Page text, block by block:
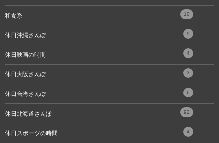
和食系 10
休日沖縄さんぽ 9
休日映画の時間 4
休日大阪さんぽ 3
休日台湾さんぽ 6
休日北海道さんぽ 92
休日スポーツの時間 4